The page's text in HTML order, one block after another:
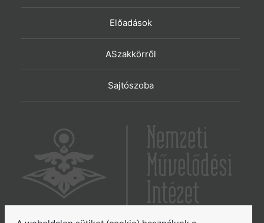
Előadások
ASzakkörről
Sajtószoba